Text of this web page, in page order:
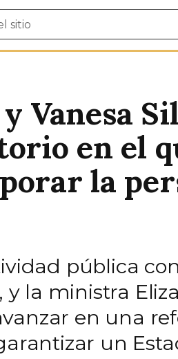
Vanesa
en el
la
pública
la ministra
en una
un